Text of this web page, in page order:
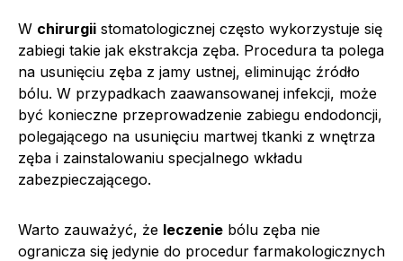
W chirurgii stomatologicznej często wykorzystuje się
zabiegi takie jak ekstrakcja zęba. Procedura ta polega
na usunięciu zęba z jamy ustnej, eliminując źródło
bólu. W przypadkach zaawansowanej infekcji, może
być konieczne przeprowadzenie zabiegu endodoncji,
polegającego na usunięciu martwej tkanki z wnętrza
zęba i zainstalowaniu specjalnego wkładu
zabezpieczającego.
Warto zauważyć, że leczenie bólu zęba nie
ogranicza się jedynie do procedur farmakologicznych